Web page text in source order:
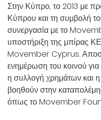
Στην Κύπρο, το 2013 με
Κύπρου και τη συμβολή
συνεργασία με το
υποστήριξη της μπίρας
Movember Cyprus.
ενημέρωση του κοινού
η συλλογή χρημάτων και
βοηθούν στην
όπως το Movember